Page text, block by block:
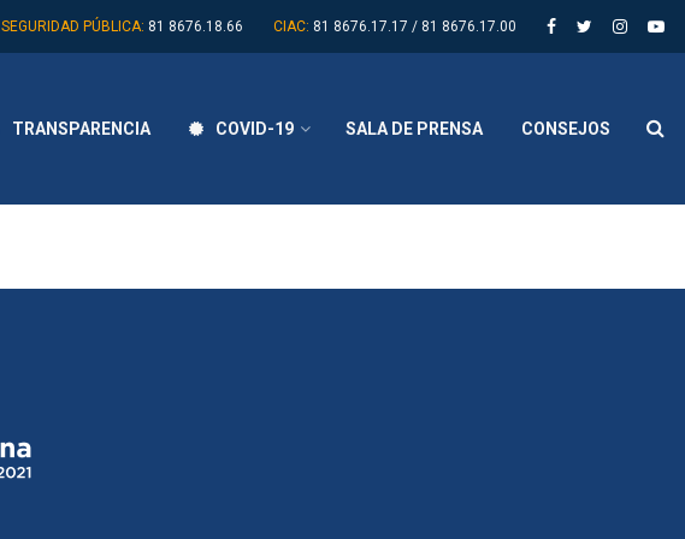
SEGURIDAD PÚBLICA: 81 8676.18.66 CIAC: 81 8676.17.17 / 81 8676.17.00
TRANSPARENCIA COVID-19 SALA DE PRENSA CONSEJOS